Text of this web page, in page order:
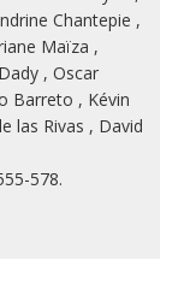
Chantepie ,
Maïza ,
, Oscar
Barreto , Kévin
las Rivas , David
578.